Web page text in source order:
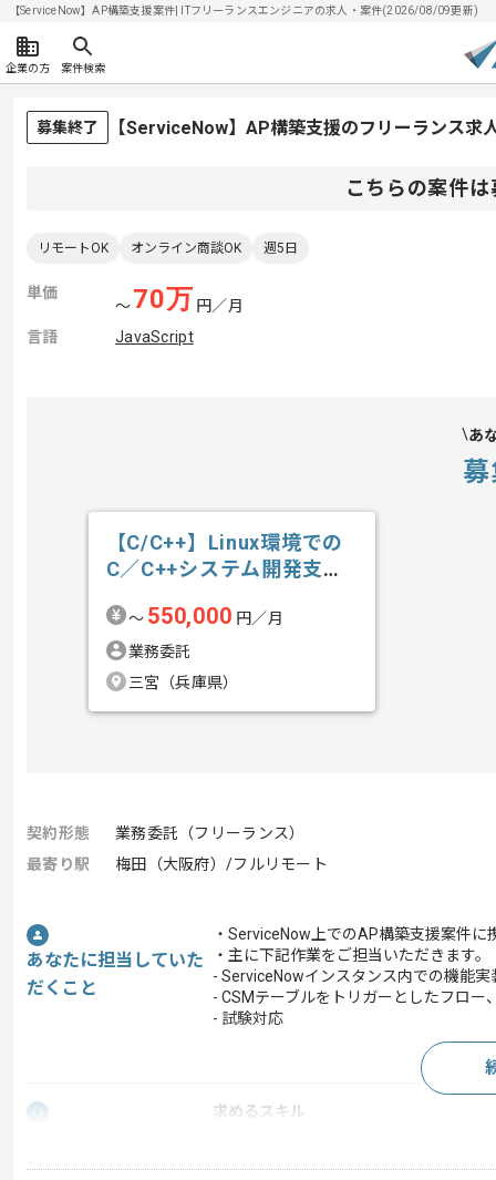
【ServiceNow】AP構築支援案件| ITフリーランスエンジニアの求人・案件(2026/08/09更新)
企業の方 案件検索
募集終了 【ServiceNow】AP構築支援のフリーランス求
こちらの案件
リモートOK オンライン商談OK 週5日
単価
〜70万 円／月
言語
JavaScript
あ
【C/C++】Linux環境での
C／C++システム開発支援
〜 550,000 円／月
業務委託
三宮（兵庫県）
契約形態
業務委託（フリーランス）
最寄り駅
梅田（大阪府）/フルリモート
あなたに担当していた
だくこと
・ServiceNow上でのAP構築支援案件に
・主に下記作業をご担当いただきます。
- ServiceNowインスタンス内での機能実
- CSMテーブルをトリガーとしたフロー
- 試験対応
求めるスキル